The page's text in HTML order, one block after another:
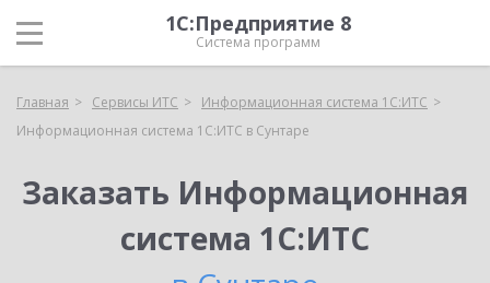
1С:Предприятие 8
Система программ
Главная Сервисы ИТС
Информационная система 1С:ИТС
Информационная система 1С:ИТС в Сунтаре
Заказать Информационная
система 1С:ИТС